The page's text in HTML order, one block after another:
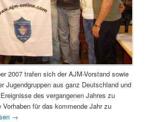
2007 trafen sich der AJM-Vorstand sowie
Jugendgruppen aus ganz Deutschland und
des vergangenen Jahres zu
Vorhaben für das kommende Jahr zu
→